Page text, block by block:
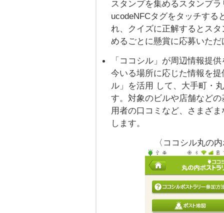
スタンプを集めるスタンプ
ucodeNFCタグをタッチする
れ、クイズに正解するとス
めるごとに懸賞に応募いただ
「ココシル」が周辺情報提
今いる場所に応じた情報を
ル」を活用 して、大手町・
す。対象のビルや店舗など
用者の口コミなど、さまざ
します。
〈ココシル丸の